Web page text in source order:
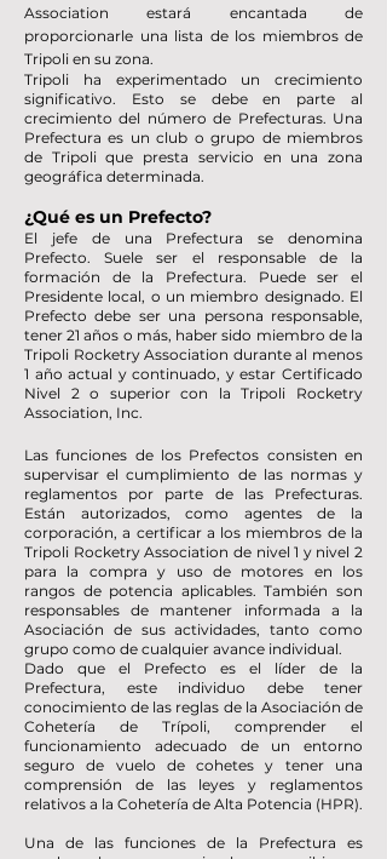
Association estará encantada de
proporcionarle una lista de los miembros de
Tripoli en su zona.
Tripoli ha experimentado un crecimiento
significativo. Esto se debe en parte al
crecimiento del número de Prefecturas. Una
Prefectura es un club o grupo de miembros
de Tripoli que presta servicio en una zona
geográfica determinada.
¿Qué es un Prefecto?
El jefe de una Prefectura se denomina
Prefecto. Suele ser el responsable de la
formación de la Prefectura. Puede ser el
Presidente local, o un miembro designado. El
Prefecto debe ser una persona responsable,
tener 21 años o más, haber sido miembro de la
Tripoli Rocketry Association durante al menos
1 año actual y continuado, y estar Certificado
Nivel 2 o superior con la Tripoli Rocketry
Association, Inc.
Las funciones de los Prefectos consisten en
supervisar el cumplimiento de las normas y
reglamentos por parte de las Prefecturas.
Están autorizados, como agentes de la
corporación, a certificar a los miembros de la
Tripoli Rocketry Association de nivel 1 y nivel 2
para la compra y uso de motores en los
rangos de potencia aplicables. También son
responsables de mantener informada a la
Asociación de sus actividades, tanto como
grupo como de cualquier avance individual.
Dado que el Prefecto es el líder de la
Prefectura, este individuo debe tener
conocimiento de las reglas de la Asociación de
Cohetería de Trípoli, comprender el
funcionamiento adecuado de un entorno
seguro de vuelo de cohetes y tener una
comprensión de las leyes y reglamentos
relativos a la Cohetería de Alta Potencia (HPR).
Una de las funciones de la Prefectura es